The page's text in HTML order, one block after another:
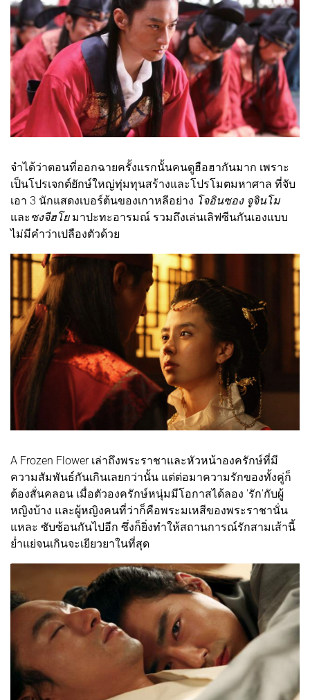
จำได้ว่าตอนที่ออกฉายครั้งแรกนั้นคนดูฮือฮากันมาก เพราะ
เป็นโปรเจกต์ยักษ์ใหญ่ทุ่มทุนสร้างและโปรโมตมหาศาล ที่จับ
เอา 3 นักแสดงเบอร์ต้นของเกาหลีอย่าง โจอินซอง จูจินโม
และ ซงจีฮโยมาปะทะอารมณ์ รวมถึงเล่นเลิฟซีนกันเองแบบ
ไม่มีคำว่าเปลืองตัวด้วย
A Frozen Flower เล่าถึงพระราชาและหัวหน้าองครักษ์ที่มี
ความสัมพันธ์กันเกินเลยกว่านั้น แต่ต่อมาความรักของทั้งคู่ก็
ต้องสั่นคลอน เมื่อตัวองครักษ์หนุ่มมีโอกาสได้ลอง 'รัก'กับผู้
หญิงบ้าง และผู้หญิงคนที่ว่าก็คือพระมเหสีของพระราชานั่น
แหละ ซับซ้อนกันไปอีก ซึ่งก็ยิ่งทำให้สถานการณ์รักสามเส้านี้
ย่ำแย่จนเกินจะเยียวยาในที่สุด